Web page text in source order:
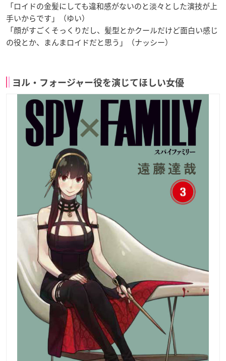
「ロイドの金髪にしても違和感がないのと淡々とした演技が上
手いからです」（ゆい）
「顔がすごくそっくりだし、髪型とかクールだけど面白い感じ
の役とか、まんまロイドだと思う」（ナッシー）
ヨル・フォージャー役を演じてほしい女優